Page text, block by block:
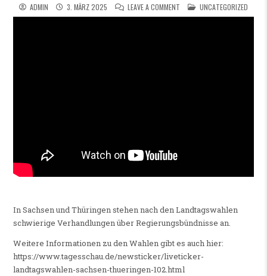
ADMIN 3. MÄRZ 2025 LEAVE A COMMENT ON NACH DEN
POSTED IN
UNCATEGORIZED
In Sachsen und Thüringen stehen nach den Landtagswahlen
schwierige Verhandlungen über Regierungsbündnisse an.
Weitere Informationen zu den Wahlen gibt es auch hier:
https://www.tagesschau.de/newsticker/liveticker-
landtagswahlen-sachsen-thueringen-102.html